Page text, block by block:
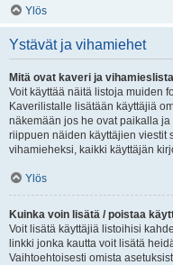
Ylös
Ystävät ja vihamiehet
Mitä ovat kaveri ja
Voit käyttää näitä listoja muiden
Kaverilistalle lisätään käyttäjiä
näkemään jos he ovat paikalla
riippuen näiden käyttäjien viestit
vihamieheksi, kaikki käyttäjän
Ylös
Kuinka voin lisätä / poistaa
Voit lisätä käyttäjiä listoihisi
linkki jonka kautta voit lisätä
Vaihtoehtoisesti omista